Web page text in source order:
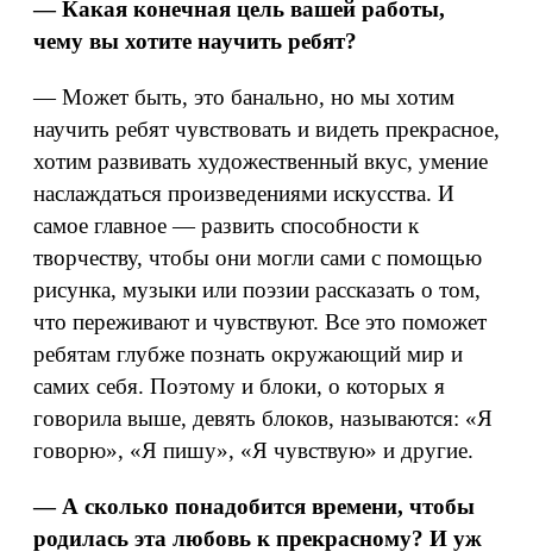
— Какая конечная цель вашей работы,
чему вы хотите научить ребят?
— Может быть, это банально, но мы хотим
научить ребят чувствовать и видеть прекрасное,
хотим развивать художественный вкус, умение
наслаждаться произведениями искусства. И
самое главное — развить способности к
творчеству, чтобы они могли сами с помощью
рисунка, музыки или поэзии рассказать о том,
что переживают и чувствуют. Все это поможет
ребятам глубже познать окружающий мир и
самих себя. Поэтому и блоки, о которых я
говорила выше, девять блоков, называются: «Я
говорю», «Я пишу», «Я чувствую» и другие.
— А сколько понадобится времени, чтобы
родилась эта любовь к прекрасному? И уж